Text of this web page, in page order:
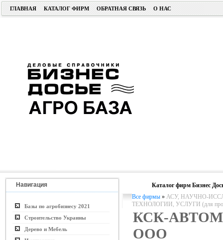
ГЛАВНАЯ КАТАЛОГ ФИРМ ОБРАТНАЯ СВЯЗЬ О НАС
Навигация
Базы по агробизнесу 2021
Строительство Украины
Дерево и Мебель
Каталог фирм Бизнес
Все фирмы » АСУ, НАУЧНО-
ТЕХНОЛОГИИ, УСЛУГИ (для пром.
КСК-
ООО